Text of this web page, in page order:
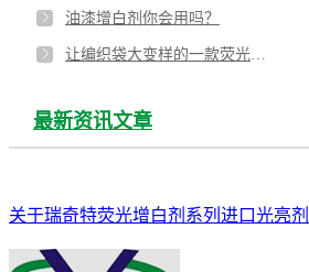
油漆增白剂你会用吗？
最新资讯文章
关于瑞奇特荧光增白剂系列 进口光亮剂